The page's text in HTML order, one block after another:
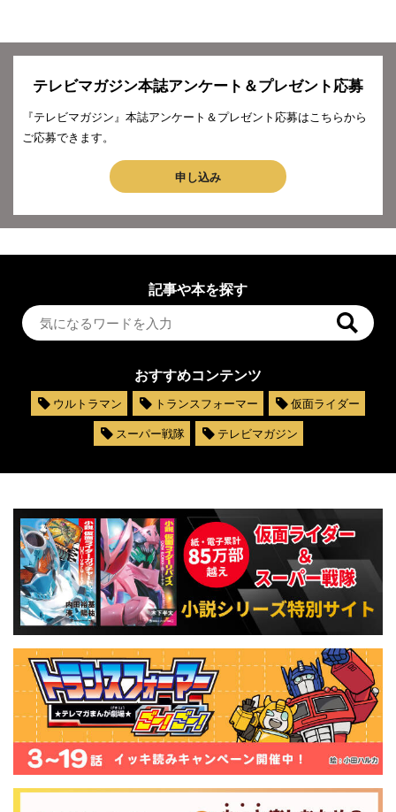
テレビマガジン本誌アンケート＆プレゼント応募
『テレビマガジン』本誌アンケート＆プレゼント応募はこちらから
ご応募できます。
申し込み
記事や本を探す
おすすめコンテンツ
ウルトラマン トランスフォーマー
仮面ライダー
スーパー戦隊
テレビマガジン